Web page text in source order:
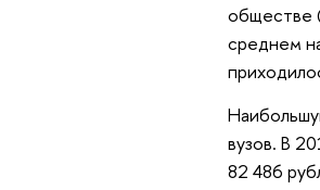
обществе
среднем
вузов. В
82 486